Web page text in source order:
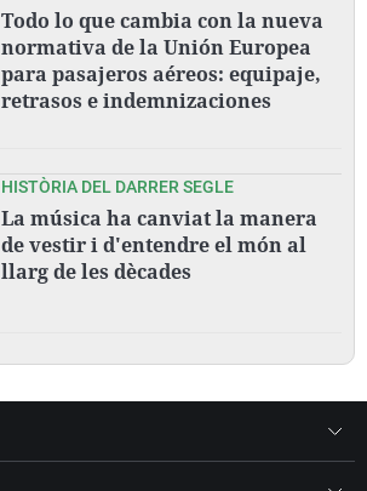
Todo lo que cambia con la nueva
normativa de la Unión Europea
para pasajeros aéreos: equipaje,
retrasos e indemnizaciones
HISTÒRIA DEL DARRER SEGLE
La música ha canviat la manera
de vestir i d'entendre el món al
llarg de les dècades